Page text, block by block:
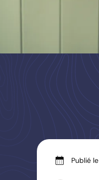
calendar_month Publié le